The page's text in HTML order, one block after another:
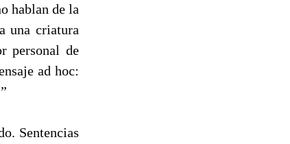
hablan de la
una criatura
personal de
ad hoc:
Sentencias